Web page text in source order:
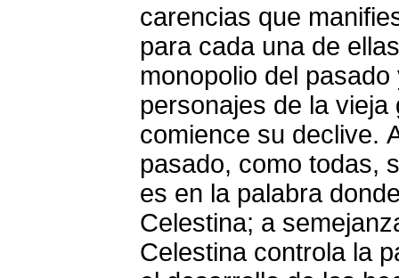
carencias que
para cada una de
monopolio del
personajes de la
comience su declive.
pasado, como todas,
es en la palabra
Celestina; a
Celestina controla la